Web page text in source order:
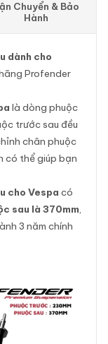
Chuyển & Bảo
Hành
dành cho
Profender
là dòng phuộc
trước sau đều
chân phuộc
có thể giúp bạn
cho Vespa có
sau là 370mm,
3 năm chính